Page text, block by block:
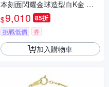
本刻面閃耀金球造型白K金 黃K
金 手鍊-雙色任選(東京Yuki表參
道系列)
$9,010 85折
挑戰低價 券
加入購物車